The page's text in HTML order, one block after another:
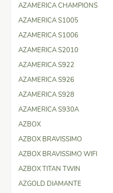
AZAMERICA CHAMPIONS
AZAMERICA S1005
AZAMERICA S1006
AZAMERICA S2010
AZAMERICA S922
AZAMERICA S926
AZAMERICA S928
AZAMERICA S930A
AZBOX
AZBOX BRAVISSIMO
AZBOX BRAVISSIMO WIFI
AZBOX TITAN TWIN
AZGOLD DIAMANTE